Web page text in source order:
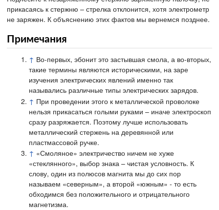
прикасаясь к стержню – стрелка отклонится, хотя электрометр
не заряжен. К объяснению этих фактов мы вернемся позднее.
Примечания
↑ Во-первых, эбонит это застывшая смола, а во-вторых,
такие термины являются историческими, на заре
изучения электрических явлений именно так
назывались различные типы электрических зарядов.
↑ При проведении этого к металлической проволоке
нельзя прикасаться голыми руками – иначе электроскоп
сразу разряжается. Поэтому лучше использовать
металлический стержень на деревянной или
пластмассовой ручке.
↑ «Смоляное» электричество ничем не хуже
«стеклянного», выбор знака – чистая условность. К
слову, один из полюсов магнита мы до сих пор
называем «северным», а второй «южным» - то есть
обходимся без положительного и отрицательного
магнетизма.